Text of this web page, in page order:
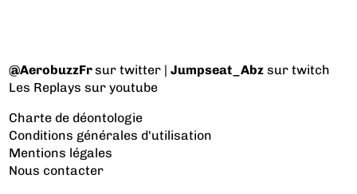
@AerobuzzFrsur twitter |Jumpseat_Abz sur twitch
Les Replays sur youtube
Charte de déontologie
Conditions générales d'utilisation
Mentions légales
Nous contacter